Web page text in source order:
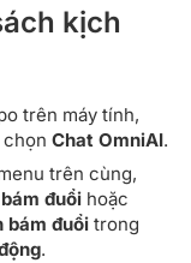
kịch
trên máy tính,
Chat OmniAI.
trên cùng,
đuổi hoặc
bám đuổi trong
.